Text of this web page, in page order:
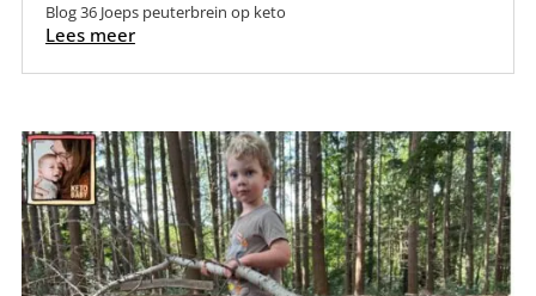
Blog 36 Joeps peuterbrein op keto
Lees meer